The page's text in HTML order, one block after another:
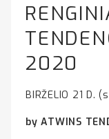
2020
BIRŽELIO 21 D.
by ATWINS